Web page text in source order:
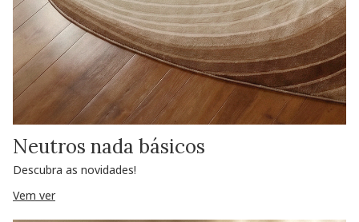
Neutros nada básicos
Descubra as novidades!
Vem ver